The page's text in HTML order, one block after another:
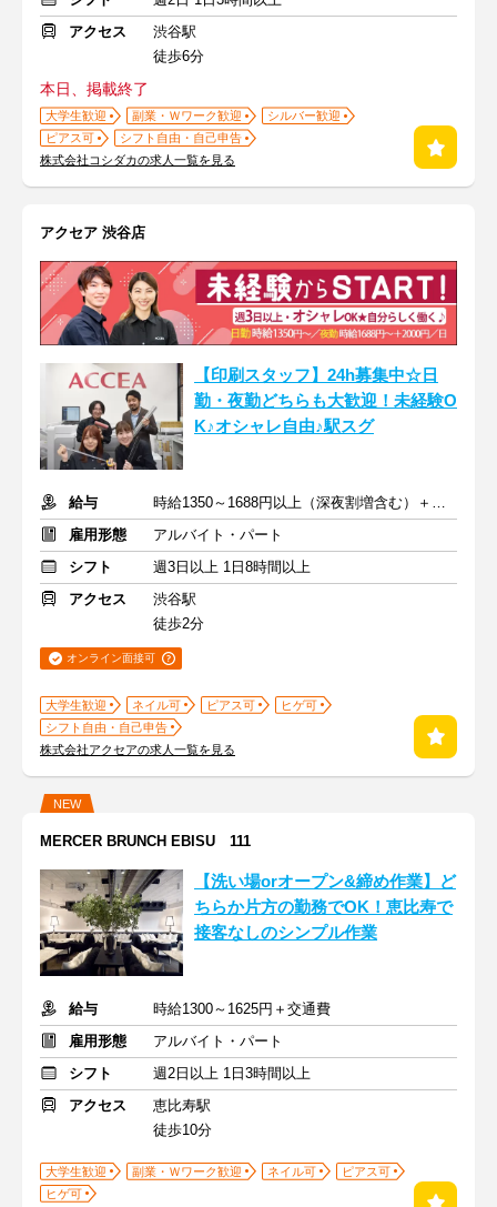
アクセス
渋谷駅
徒歩6分
本日、掲載終了
大学生歓迎 副業・Ｗワーク歓迎
シルバー歓迎
ピアス可
シフト自由・自己申告
株式会社コシダカの求人一覧を見る
アクセア 渋谷店
【印刷スタッフ】24h募集中☆日
勤・夜勤どちらも大歓迎！未経験O
K♪オシャレ自由♪駅スグ
給与
雇用形態
アルバイト・パート
シフト
週3日以上 1日8時間以上
アクセス
渋谷駅
徒歩2分
オンライン面接可
大学生歓迎 ネイル可 ピアス可
ヒゲ可
シフト自由・自己申告
株式会社アクセアの求人一覧を見る
NEW
MERCER BRUNCH EBISU 111
【洗い場orオープン&締め作業】ど
ちらか片方の勤務でOK！恵比寿で
接客なしのシンプル作業
給与
時給1300～1625円＋交通費
雇用形態
アルバイト・パート
シフト
週2日以上 1日3時間以上
アクセス
恵比寿駅
徒歩10分
大学生歓迎 副業・Ｗワーク歓迎 ネイル可
ピアス可
ヒゲ可